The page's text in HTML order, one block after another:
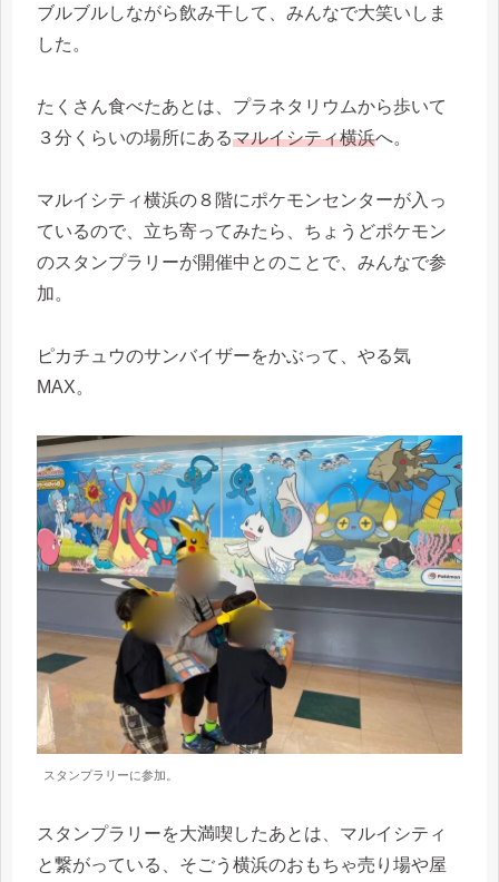
ブルブルしながら飲み干して、みんなで大笑いしま
した。
たくさん食べたあとは、プラネタリウムから歩いて
３分くらいの場所にあるマルイシティ横浜へ。
マルイシティ横浜の８階にポケモンセンターが入っ
ているので、立ち寄ってみたら、ちょうどポケモン
のスタンプラリーが開催中とのことで、みんなで参
加。
ピカチュウのサンバイザーをかぶって、やる気
MAX。
スタンプラリーに参加。
スタンプラリーを大満喫したあとは、マルイシティ
と繋がっている、そごう横浜のおもちゃ売り場や屋